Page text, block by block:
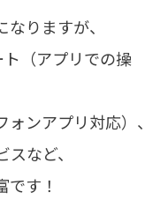
りますが、
（アプリでの操
ンアプリ対応）、
など、
す！